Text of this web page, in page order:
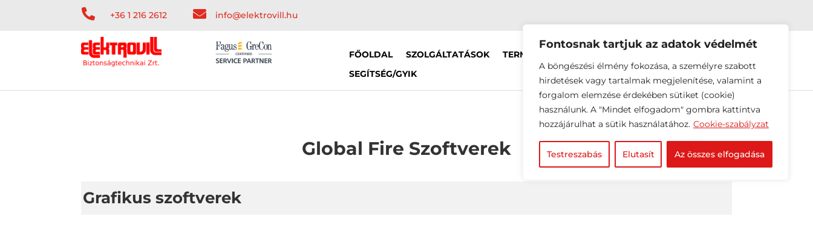
Fontosnak tartjuk az adatok védelmét
A böngészési élmény fokozása, a személyre szabott
hirdetések vagy tartalmak megjelenítése, valamint a
forgalom elemzése érdekében sütiket (cookie)
használunk. A "Mindet elfogadom" gombra kattintva
hozzájárulhat a sütik használatához. Cookie-szabályzat
Testreszabás Elutasít Az összes elfogadása
 +36 1 216 2612  info@elektrovill.hu
FŐOLDAL SZOLGÁLTATÁSOK TERMÉKEINK
SEGÍTSÉG/GYIK
Global Fire Szoftverek
Grafikus szoftverek